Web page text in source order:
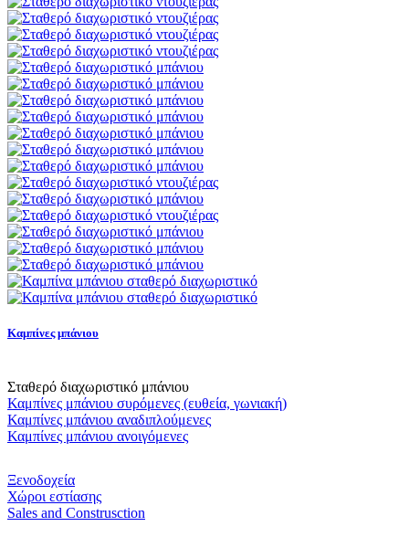
Καμπίνες μπάνιου
Σταθερό διαχωριστικό μπάνιου
Καμπίνες μπάνιου συρόμενες (ευθεία, γωνιακή)
Καμπίνες μπάνιου αναδιπλούμενες
Καμπίνες μπάνιου ανοιγόμενες
Ξενοδοχεία
Χώροι εστίασης
Sales and Construsction